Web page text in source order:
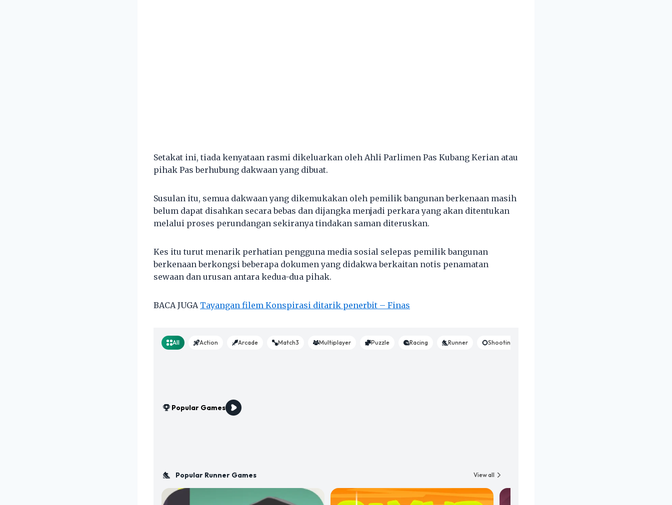
Setakat ini, tiada kenyataan rasmi dikeluarkan oleh Ahli Parlimen Pas Kubang Kerian atau
pihak Pas berhubung dakwaan yang dibuat.
Susulan itu, semua dakwaan yang dikemukakan oleh pemilik bangunan berkenaan masih
belum dapat disahkan secara bebas dan dijangka menjadi perkara yang akan ditentukan
melalui proses perundangan sekiranya tindakan saman diteruskan.
Kes itu turut menarik perhatian pengguna media sosial selepas pemilik bangunan
berkenaan berkongsi beberapa dokumen yang didakwa berkaitan notis penamatan
sewaan dan urusan antara kedua-dua pihak.
BACA JUGA Tayangan filem Konspirasi ditarik penerbit – Finas